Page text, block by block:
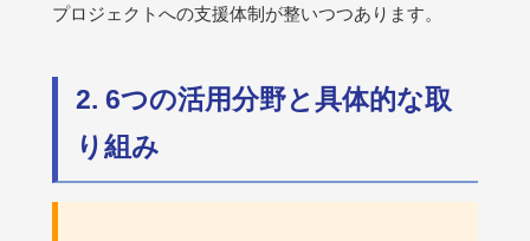
プロジェクトへの支援体制が整いつつあります。
2. 6つの活用分野と具体的な取
り組み